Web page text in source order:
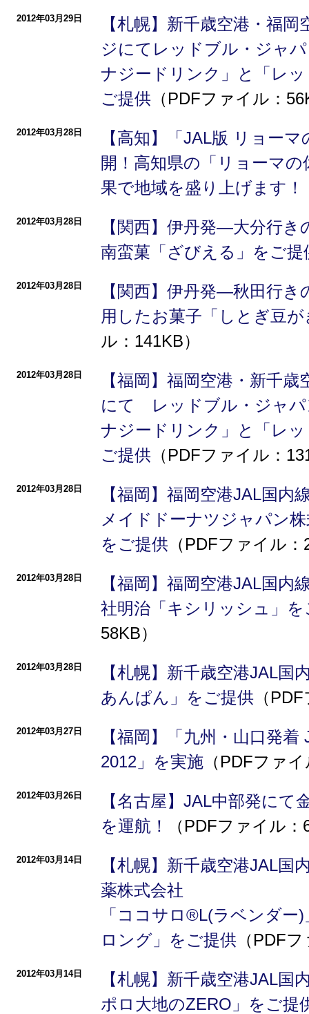
2012年03月29日
【札幌】新千歳空港・福
ジにてレッドブル・ジャ
ナジードリンク」と「レ
ご提供（PDFファイル：
2012年03月28日
【高知】「JAL版 リョー
開！高知県の「リョーマ
果で地域を盛り上げます！
2012年03月28日
【関西】伊丹発―大分行
南蛮菓「ざびえる」をご提
2012年03月28日
【関西】伊丹発―秋田行
用したお菓子「しとぎ豆
ル：141KB）
2012年03月28日
【福岡】福岡空港・新千
にて レッドブル・ジャパ
ナジードリンク」と「レ
ご提供（PDFファイル：
2012年03月28日
【福岡】福岡空港JAL国
メイドドーナツジャパン
をご提供（PDFファイル：
2012年03月28日
【福岡】福岡空港JAL国
社明治「キシリッシュ」を
58KB）
2012年03月28日
【札幌】新千歳空港JAL
あんぱん」をご提供（PDF
2012年03月27日
【福岡】「九州・山口発
2012」を実施（PDFファ
2012年03月26日
【名古屋】JAL中部発にて
を運航！
（PDFファイル：
2012年03月14日
【札幌】新千歳空港JAL
薬株式会社
「ココサロ®L(ラベンダ
ロング」をご提供（PDFフ
2012年03月14日
【札幌】新千歳空港JAL
ポロ大地のZERO」をご提